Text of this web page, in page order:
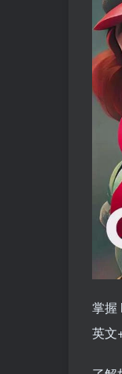
掌握
英文